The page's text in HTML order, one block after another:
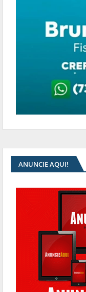
ANUNCIE AQUI!